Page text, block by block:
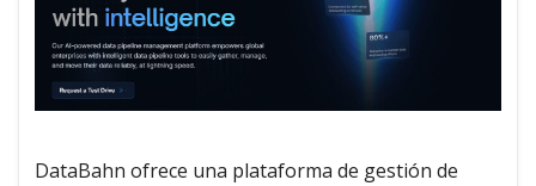
DataBahn ofrece una plataforma de gestión de